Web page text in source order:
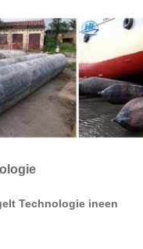
Technologie ineen